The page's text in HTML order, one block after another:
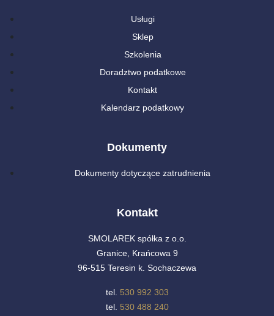
Usługi
Sklep
Szkolenia
Doradztwo podatkowe
Kontakt
Kalendarz podatkowy
Dokumenty
Dokumenty dotyczące zatrudnienia
Kontakt
SMOLAREK spółka z o.o.
Granice, Krańcowa 9
96-515 Teresin k. Sochaczewa
tel. 530 992 303
tel. 530 488 240